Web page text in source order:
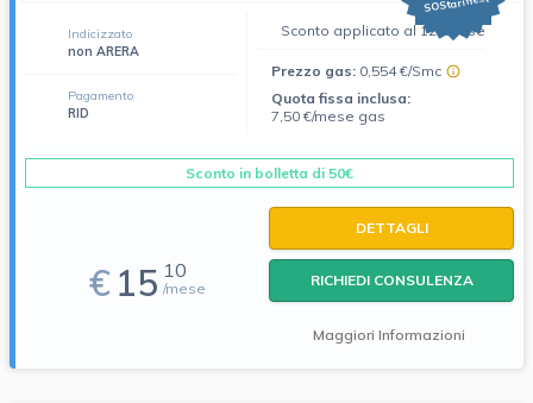
Indicizzato
non ARERA
Pagamento
RID
Sconto applicato al 12° mese
Prezzo gas: 0,554 €/Smc
Quota fissa inclusa:
7,50 €/mese gas
Sconto in bolletta di 50€
€15 10
/mese
DETTAGLI
RICHIEDI CONSULENZA
Maggiori Informazioni